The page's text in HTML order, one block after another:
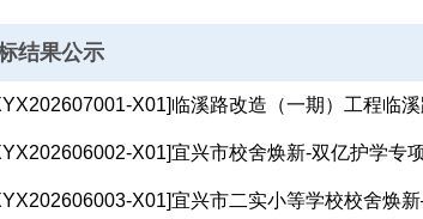
结果公示
X01]临溪路改造（一期）工程临
X01]宜兴市校舍焕新-双亿护学专
X01]宜兴市二实小等学校校舍焕